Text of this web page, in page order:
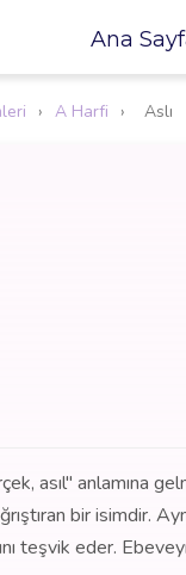
Ana
› A Harfi › Aslı
asıl" anlamına
bir isimdir.
teşvik eder.